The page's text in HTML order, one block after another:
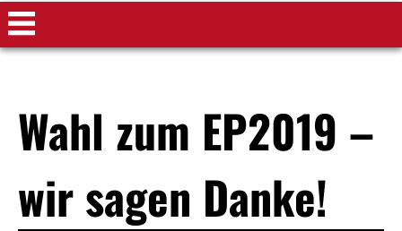
Wahl zum EP2019 –
wir sagen Danke!